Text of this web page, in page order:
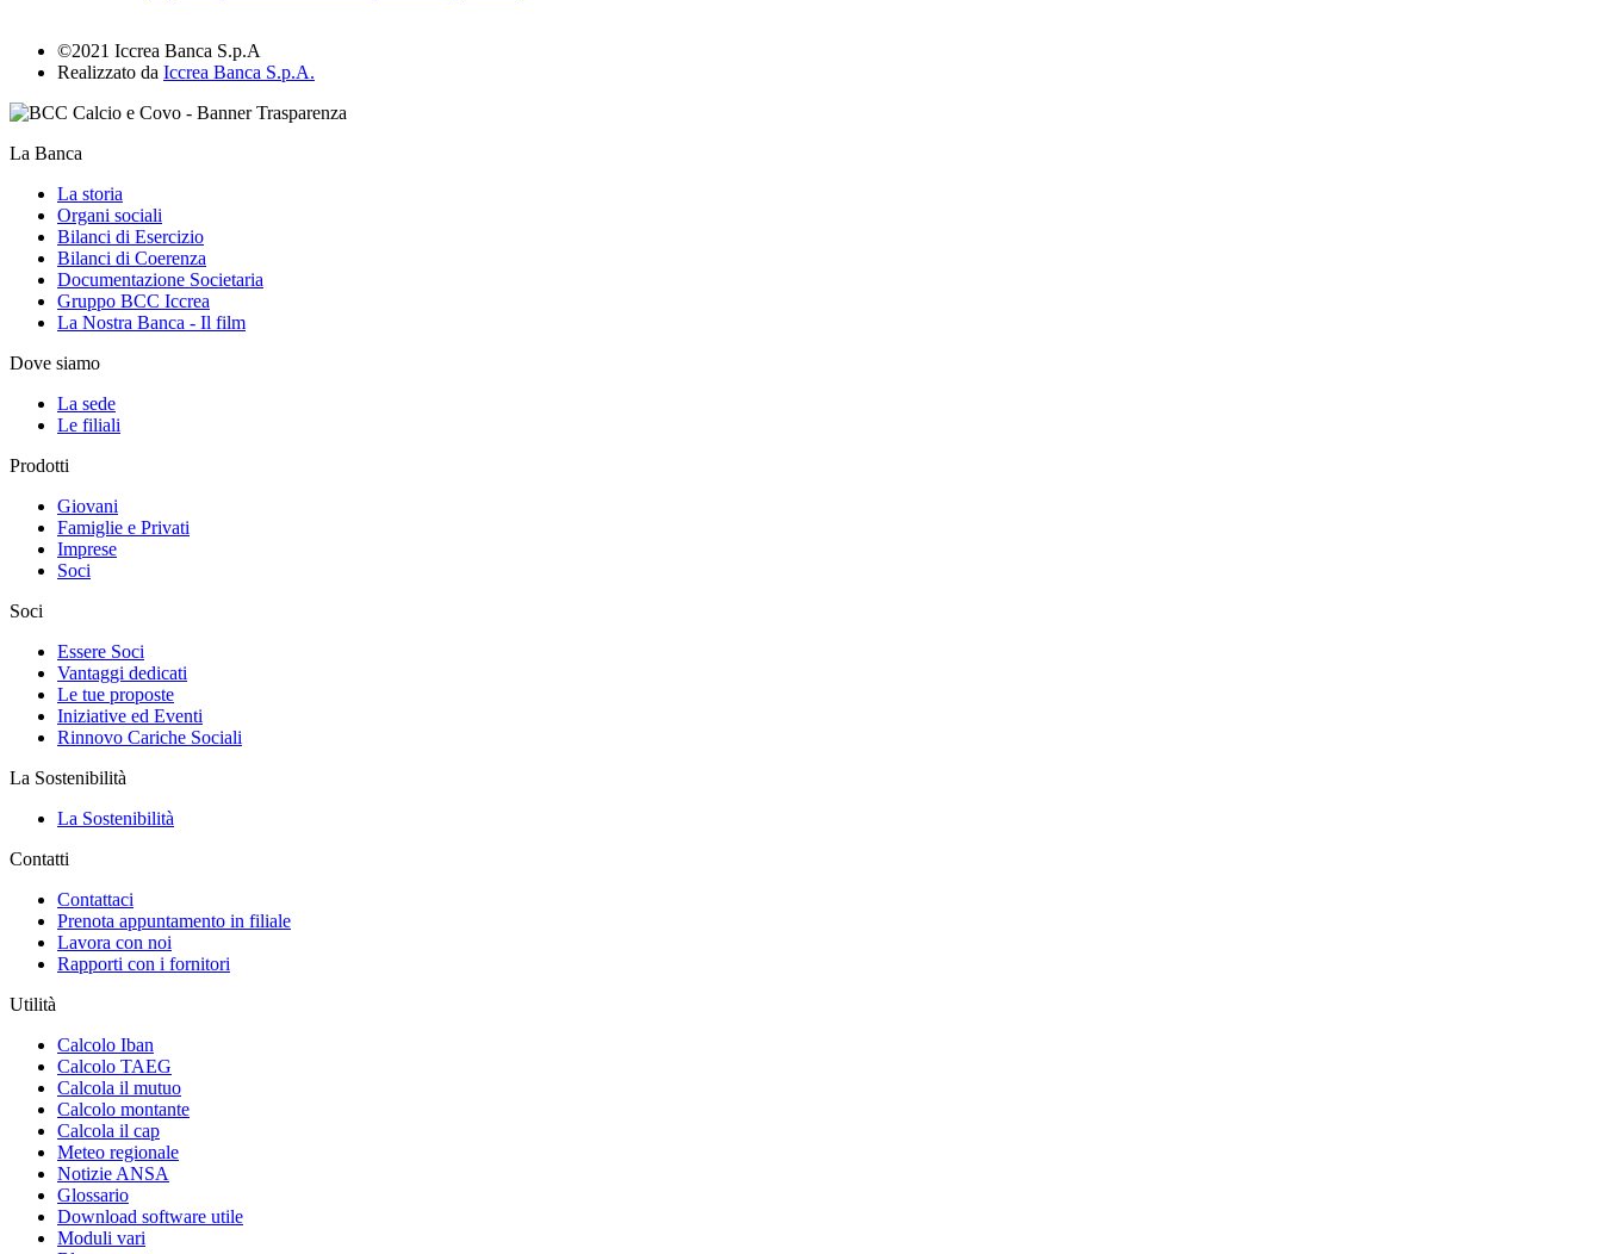
©2021 Iccrea Banca S.p.A
Realizzato da Iccrea Banca S.p.A.
La Banca
La storia
Organi sociali
Bilanci di Esercizio
Bilanci di Coerenza
Documentazione Societaria
Gruppo BCC Iccrea
La Nostra Banca - Il film
Dove siamo
La sede
Le filiali
Prodotti
Giovani
Famiglie e Privati
Imprese
Soci
Soci
Essere Soci
Vantaggi dedicati
Le tue proposte
Iniziative ed Eventi
Rinnovo Cariche Sociali
La Sostenibilità
La Sostenibilità
Contatti
Contattaci
Prenota appuntamento in filiale
Lavora con noi
Rapporti con i fornitori
Utilità
Calcolo Iban
Calcolo TAEG
Calcola il mutuo
Calcolo montante
Calcola il cap
Meteo regionale
Notizie ANSA
Glossario
Download software utile
Moduli vari